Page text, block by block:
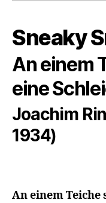
Sneaky
An einem
eine
Joachim
1934)
An einem Teiche